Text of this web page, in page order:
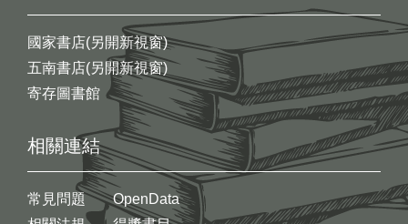
國家書店(另開新視窗)
五南書店(另開新視窗)
寄存圖書館
相關連結
常見問題
OpenData